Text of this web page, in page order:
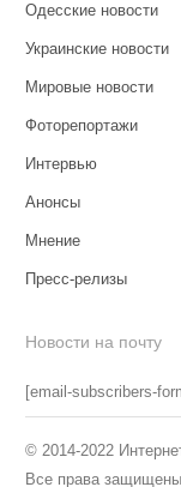
Одесские новости
Украинские новости
Мировые новости
Фоторепортажи
Интервью
Анонсы
Мнение
Пресс-релизы
Новости на почту
[email-subscribers-
© 2014-2022
Все права